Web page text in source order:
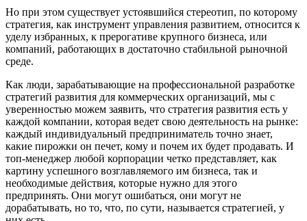
Но при этом существует устоявшийся стереотип, по которому
стратегия, как инструмент управления развитием, относится к
уделу избранных, к прерогативе крупного бизнеса, или
компаний, работающих в достаточно стабильной рыночной
среде.
Как люди, зарабатывающие на профессиональной разработке
стратегий развития для коммерческих организаций, мы с
уверенностью можем заявить, что стратегия развития есть у
каждой компании, которая ведет свою деятельность на рынке:
каждый индивидуальный предприниматель точно знает,
какие пирожки он печет, кому и почем их будет продавать. И
топ-менеджер любой корпорации четко представляет, как
картину успешного возглавляемого им бизнеса, так и
необходимые действия, которые нужно для этого
предпринять. Они могут ошибаться, они могут не
дорабатывать, но то, что, по сути, называется стратегией, у